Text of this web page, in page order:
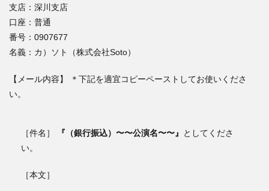
支店：深川支店
口座：普通
番号：0907677
名義：カ）ソト（株式会社Soto）
【メール内容】 ＊下記を適宜コピーペーストしてお使いくださ
い。
［件名］ 『（銀行振込）〜〜公演名〜〜』
としてくださ
い。
［本文］